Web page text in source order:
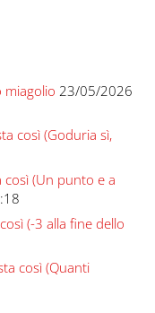
miagolio 23/05/2026
così (Goduria sì,
così (Un punto e a
(-3 alla fine dello
così (Quanti